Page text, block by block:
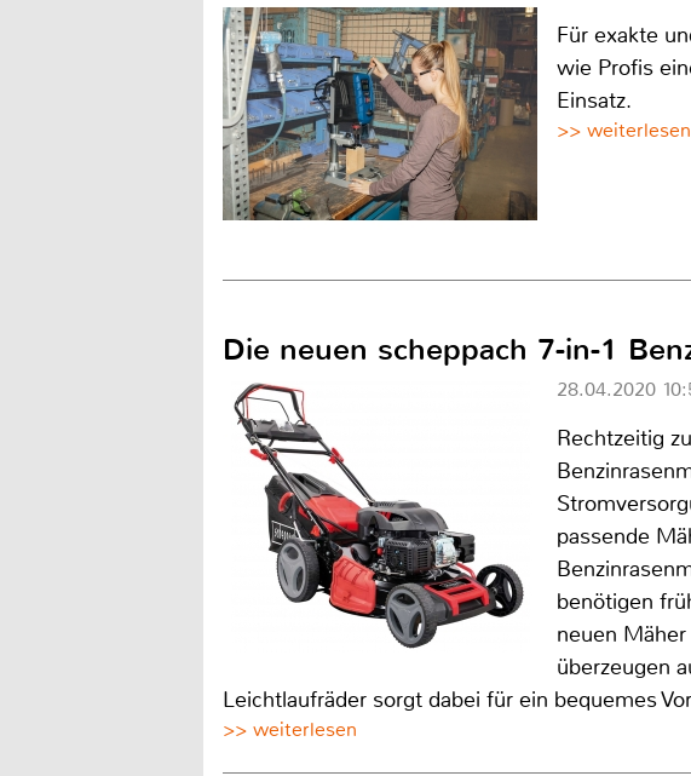
Für exakte
wie Profis
Einsatz.
>> weiterlesen
Die neuen scheppach 7-in-1
28.04.2020
Rechtzeitig
passende
benötigen
neuen
überzeugen
Leichtlaufräder sorgt dabei für ein bequemes
>> weiterlesen